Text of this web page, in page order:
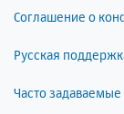
Соглашение о
Русская
Часто